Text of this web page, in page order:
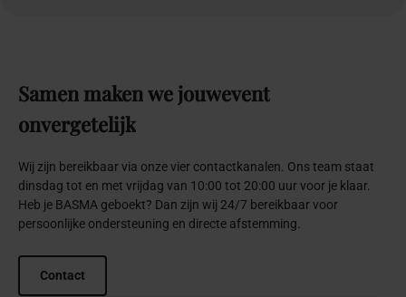
Samen makenwejouwevent
onvergetelijk
Wij zijn bereikbaar via onze vier contactkanalen. Ons team staat
dinsdag tot en met vrijdag van 10:00 tot 20:00 uur voor je klaar.
Heb je BASMA geboekt? Dan zijn wij 24/7 bereikbaar voor
persoonlijke ondersteuning en directe afstemming.
Contact